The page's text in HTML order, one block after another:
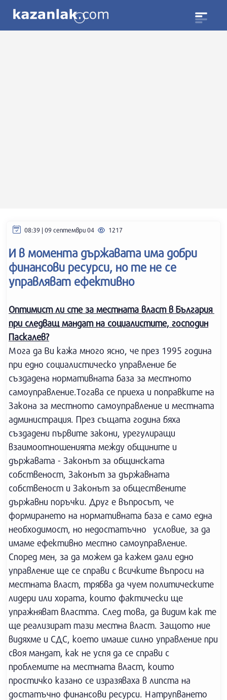
08:39 | 09 септември 04 1217
И в момента държавата има добри
финансови ресурси, но те не се
управляват ефективно
Оптимист ли сте за местната власт в България
при следващ мандат на социалистите, господин
Паскалев?
Мога да Ви кажа много ясно, че през 1995 година
при едно социалистическо управление бе
създадена нормативната база за местното
самоуправление.Тогава се приеха и поправките на
Закона за местното самоуправление и местната
администрация. През същата година бяха
създадени първите закони, урегулиращи
взаимоотношенията между общините и
държавата - Законът за общинската
собственост, Законът за държавната
собственост и Законът за обществените
държавни поръчки. Друг е въпросът, че
формирането на нормативната база е само една
необходимост, но недостатъчно условие, за да
имаме ефективно местно самоуправление.
Според мен, за да можем да кажем дали едно
управление ще се справи с всичките въпроси на
местната власт, трябва да чуем политическите
лидери или хората, които фактически ще
упражняват властта. След това, да видим как те
ще реализират тази местна власт. Защото ние
видяхме и СДС, което имаше силно управление при
своя мандат, как не успя да се справи с
проблемите на местната власт, които
простичко казано се изразяваха в липста на
достатъчно финансови ресурси. Натрупването